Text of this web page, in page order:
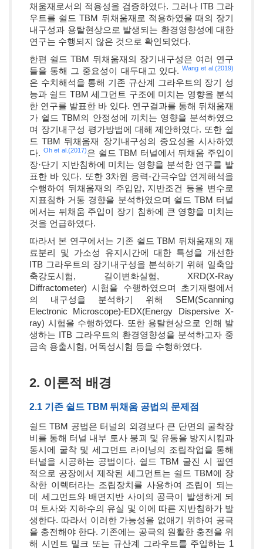
채움재로서의 적용성을 검증하였다. 그러나 ITB 그라
우트를 쉴드 TBM 뒤채움재로 적용하였을 때의 장기
내구성과 용탈현상으로 발생되는 환경영향성에 대한
연구는 수행되지 않은 것으로 확인되었다.
한편 쉴드 TBM 뒤채움재의 장기내구성은 여러 연구
들을 통해 그 중요성이 대두대고 있다. Wang et al.(2019)
은 수치해석을 통해 기존 규산계 그라우트의 장기 성
능과 쉴드 TBM 세그먼트 구조에 미치는 영향을 분석
한 연구를 발표한 바 있다. 연구결과를 통해 뒤채움재
가 쉴드 TBM의 안정성에 끼치는 영향을 분석하였으
며 장기내구성 평가방법에 대해 제안하였다. 또한 쉴
드 TBM 뒤채움재 장기내구성의 중요성을 시사하였
다. Oh et al.(2017)은 쉴드 TBM 터널에서 뒤채움 주입이
장·단기 지반침하에 미치는 영향을 분석한 연구를 발
표한 바 있다. 또한 3차원 응력-간극수압 연계해석을
수행하여 뒤채움재의 주입압, 지반조건 등을 변수로
지표침하 거동 경향을 분석하였으며 쉴드 TBM 터널
에서는 뒤채움 주입이 장기 침하에 큰 영향을 미치는
것을 언급하였다.
따라서 본 연구에서는 기존 쉴드 TBM 뒤채움재의 재
료분리 및 가소성 유지시간에 대한 특성을 개선한
ITB 그라우트의 장기내구성을 분석하기 위해 일축압
축강도시험, 길이변화실험, XRD(X-Ray
Diffractometer) 시험을 수행하였으며 초기재령에서
의 내구성을 분석하기 위해 SEM(Scanning
Electronic Microscope)-EDX(Energy Dispersive X-
ray) 시험을 수행하였다. 또한 용탈현상으로 인해 발
생하는 ITB 그라우트의 환경영향성을 분석하고자 중
금속 용출시험, 어독성시험 등을 수행하였다.
2. 이론적 배경
2.1 기존 쉴드 TBM 뒤채움 공법의 문제점
쉴드 TBM 공법은 터널의 외경보다 큰 단면의 굴착장
비를 통해 터널 내부 토사 붕괴 및 유동을 방지시킴과
동시에 굴착 및 세그먼트 라이닝의 조립작업을 통해
터널을 시공하는 공법이다. 쉴드 TBM 굴진 시 필연
적으로 공장에서 제작된 세그먼트는 쉴드 TBM에 장
착한 이렉터라는 조립장치를 사용하여 조립이 되는
데 세그먼트와 배면지반 사이의 공극이 발생하게 되
며 토사와 지하수의 유실 및 이에 따른 지반침하가 발
생한다. 따라서 이러한 가능성을 없애기 위하여 공극
을 충전해야 한다. 기존에는 공극의 원활한 충전을 위
해 시멘트 밀크 또는 규산계 그라우트를 주입하는 1